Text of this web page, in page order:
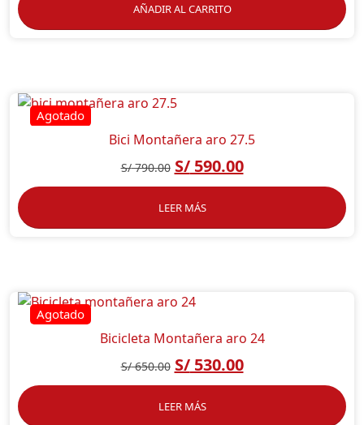
AÑADIR AL CARRITO
Bici Montañera aro 27.5
S/790.00 S/590.00
LEER MÁS
Bicicleta Montañera aro 24
S/650.00 S/530.00
LEER MÁS